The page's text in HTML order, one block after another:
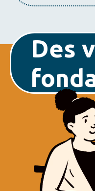
Des